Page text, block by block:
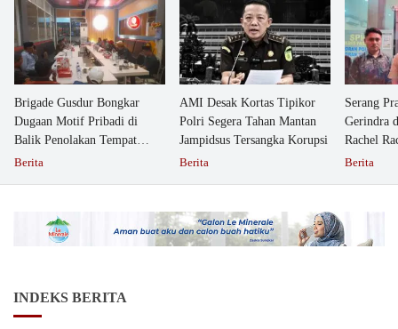
Brigade Gusdur Bongkar
Dugaan Motif Pribadi di
Balik Penolakan Tempat
Ibadah GKJW Bangil
Berita
AMI Desak Kortas Tipikor
Polri Segera Tahan Mantan
Jampidsus Tersangka Korupsi
Berita
Serang
Gerindra
Rachel
Berita
INDEKS BERITA